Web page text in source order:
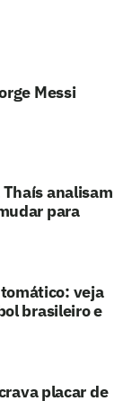
Messi
analisam
para
veja
brasileiro e
placar de